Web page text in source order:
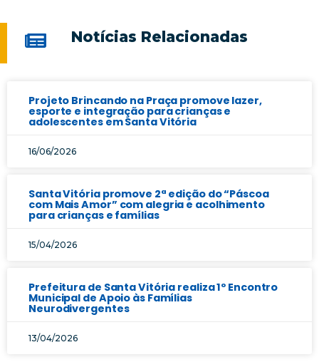
Notícias Relacionadas
Projeto Brincando na Praça promove lazer,
esporte e integração para crianças e
adolescentes em Santa Vitória
16/06/2026
Santa Vitória promove 2ª edição do “Páscoa
com Mais Amor” com alegria e acolhimento
para crianças e famílias
15/04/2026
Prefeitura de Santa Vitória realiza 1º Encontro
Municipal de Apoio às Famílias
Neurodivergentes
13/04/2026